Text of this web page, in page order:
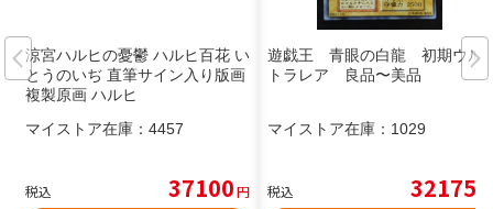
涼宮ハルヒの憂鬱 ハルヒ百花 い
とうのいぢ 直筆サイン入り版画
複製原画 ハルヒ
マイストア在庫： 4457
税込 37100円
遊戯王 青眼の白龍 初期ウル
トラレア 良品〜美品
マイストア在庫： 1029
税込 32175